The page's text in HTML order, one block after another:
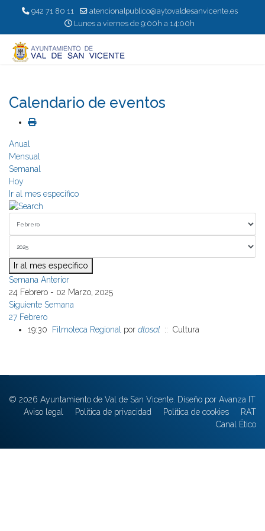
942 71 80 11
atencionalpublico@aytovaldesanvicente.es
Lunes a viernes de 9:00h a 14:00h
Calendario de eventos
Anual
Mensual
Semanal
Hoy
Ir al mes específico
Ir al mes específico
Semana Anterior
24 Febrero - 02 Marzo, 2025
Siguiente Semana
27 Febrero
19:30
Filmoteca Regional por dtosal :: Cultura
© 2026 Ayuntamiento de Val de San Vicente. Diseño por Avanza IT
Aviso legal
Política de privacidad Política de cookies
RAT
Canal Ético